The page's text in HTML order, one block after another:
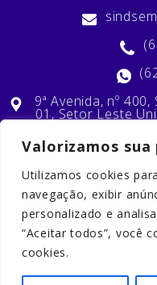
Valorizamos sua
Utilizamos cookies
navegação, exibir
personalizado e
“Aceitar todos”, você
cookies.
9ª Avenida, nº
01, Setor Leste
Nossas